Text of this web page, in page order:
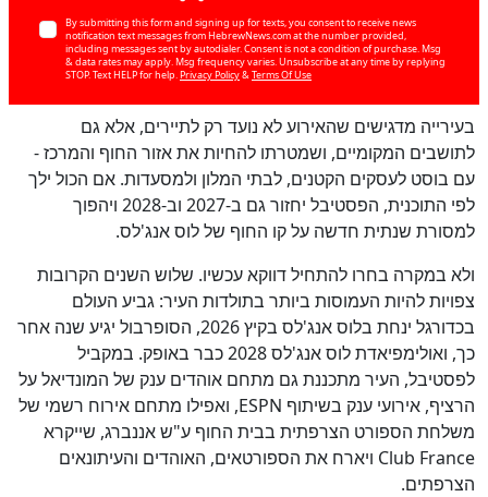
By submitting this form and signing up for texts, you consent to receive news
notification text messages from HebrewNews.com at the number provided,
including messages sent by autodialer. Consent is not a condition of purchase. Msg
& data rates may apply. Msg frequency varies. Unsubscribe at any time by replying
STOP. Text HELP for help. Privacy Policy& Terms Of Use
בעירייה מדגישים שהאירוע לא נועד רק לתיירים, אלא גם
לתושבים המקומיים, ושמטרתו להחיות את אזור החוף והמרכז -
עם בוסט לעסקים הקטנים, לבתי המלון ולמסעדות. אם הכול ילך
לפי התוכנית, הפסטיבל יחזור גם ב-2027 וב-2028 ויהפוך
למסורת שנתית חדשה על קו החוף של לוס אנג'לס.
ולא במקרה בחרו להתחיל דווקא עכשיו. שלוש השנים הקרובות
צפויות להיות העמוסות ביותר בתולדות העיר: גביע העולם
בכדורגל ינחת בלוס אנג'לס בקיץ 2026, הסופרבול יגיע שנה אחר
כך, ואולימפיאדת לוס אנג'לס 2028 כבר באופק. במקביל
לפסטיבל, העיר מתכננת גם מתחם אוהדים ענק של המונדיאל על
הרציף, אירועי ענק בשיתוף ESPN, ואפילו מתחם אירוח רשמי של
משלחת הספורט הצרפתית בבית החוף ע"ש אננברג, שייקרא
Club France ויארח את הספורטאים, האוהדים והעיתונאים
הצרפתים.
לא